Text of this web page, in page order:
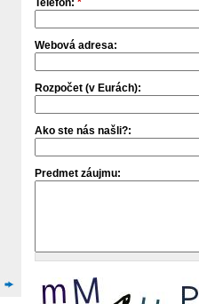
Telefón: *
Webová adresa:
Rozpočet (v Eurách):
Ako ste nás našli?:
Predmet záujmu: